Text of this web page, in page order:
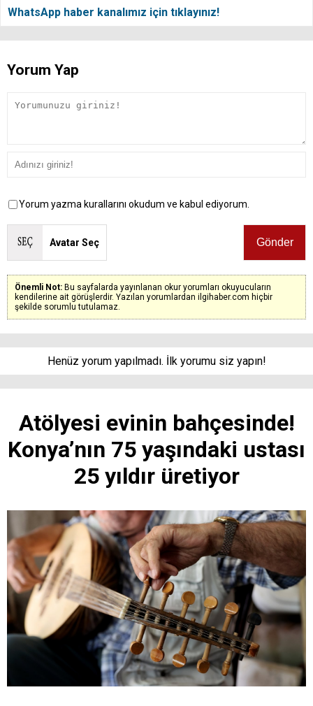
WhatsApp haber kanalımız için tıklayınız!
Yorum Yap
Yorum yazma kurallarını okudum ve kabul ediyorum.
Avatar Seç
Önemli Not: Bu sayfalarda yayınlanan okur yorumları okuyucuların
kendilerine ait görüşlerdir. Yazılan yorumlardan ilgihaber.com hiçbir
şekilde sorumlu tutulamaz.
Henüz yorum yapılmadı. İlk yorumu siz yapın!
Atölyesi evinin bahçesinde!
Konya’nın 75 yaşındaki ustası
25 yıldır üretiyor